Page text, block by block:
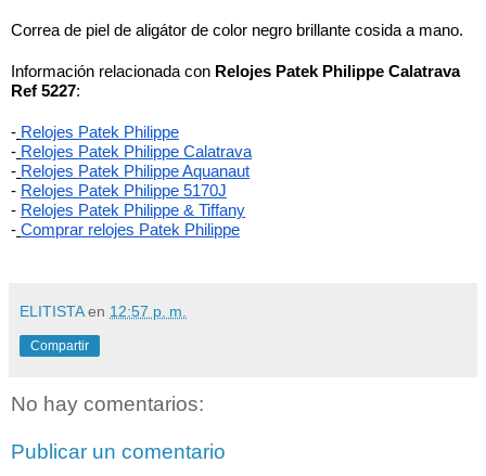
Correa de piel de aligátor de color negro brillante cosida a mano.
Información relacionada con Relojes Patek Philippe Calatrava
Ref 5227:
- Relojes Patek Philippe
- Relojes Patek Philippe Calatrava
- Relojes Patek Philippe Aquanaut
- Relojes Patek Philippe 5170J
- Relojes Patek Philippe & Tiffany
- Comprar relojes Patek Philippe
ELITISTA en 12:57 p. m.
Compartir
No hay comentarios:
Publicar un comentario